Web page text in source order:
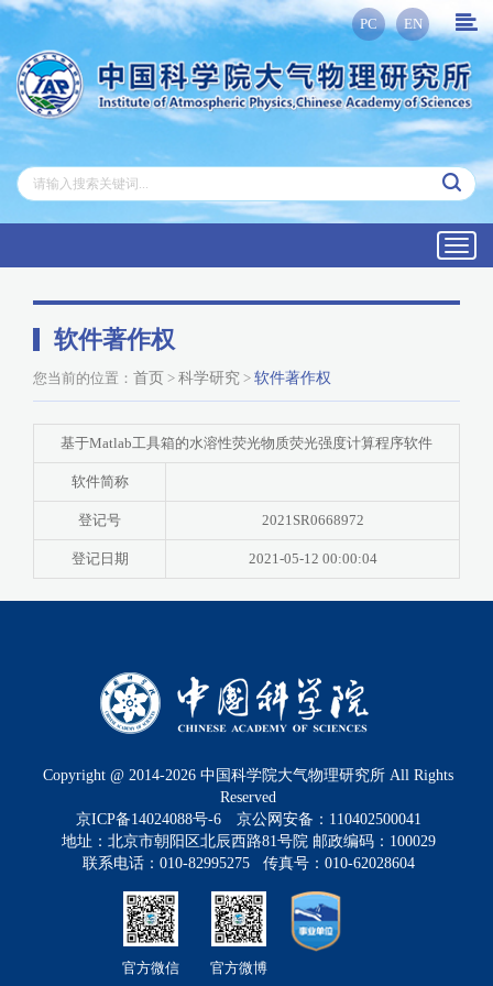
PC EN
软件著作权
您当前的位置： 首页 > 科学研究 > 软件著作权
基于Matlab工具箱的水溶性荧光物质荧光强度计算程序软件
软件简称
登记号 2021SR0668972
登记日期 2021-05-12 00:00:04
Copyright @ 2014-2026 中国科学院大气物理研究所 All Rights
Reserved
京ICP备14024088号-6
京公网安备：110402500041
地址：北京市朝阳区北辰西路81号院 邮政编码：100029
联系电话：010-82995275 传真号：010-62028604
官方微信 官方微博